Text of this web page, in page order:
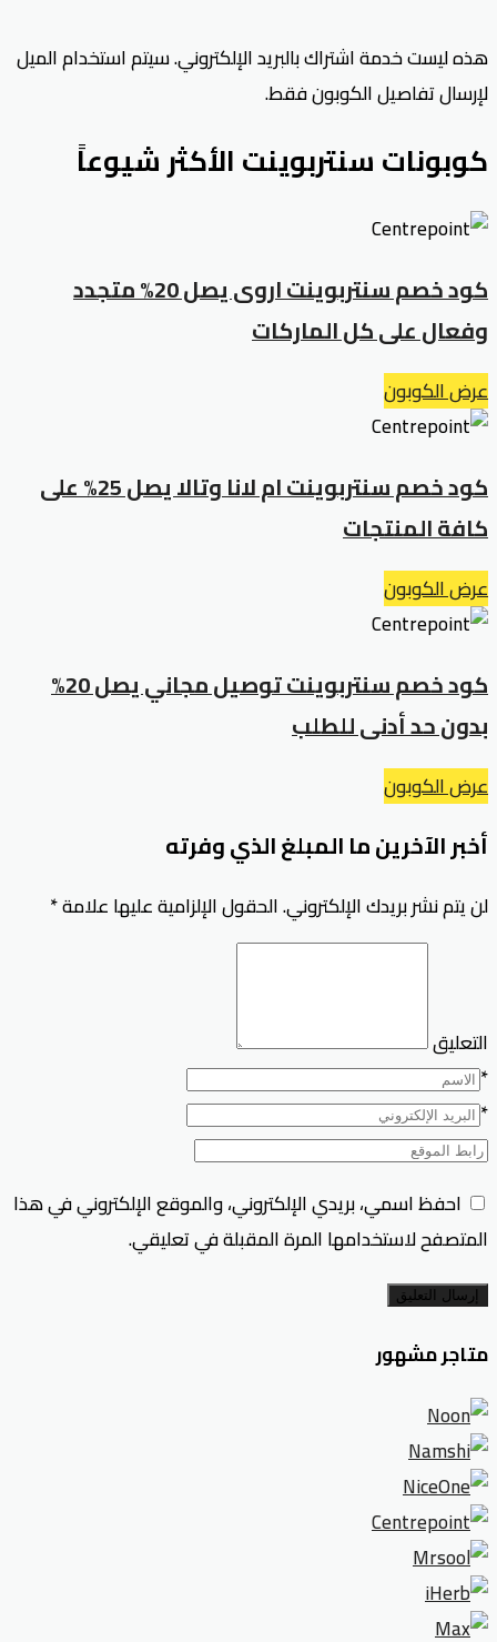
هذه ليست خدمة اشتراك بالبريد الإلكتروني. سيتم استخدام الميل
لإرسال تفاصيل الكوبون فقط.
كوبونات سنتربوينت الأكثر شيوعاً
كود خصم سنتربوينت اروى يصل 20% متجدد
وفعال على كل الماركات
عرض الكوبون
كود خصم سنتربوينت ام لانا وتالا يصل 25% على
كافة المنتجات
عرض الكوبون
كود خصم سنتربوينت توصيل مجاني يصل 20%
بدون حد أدنى للطلب
عرض الكوبون
أخبر الآخرين ما المبلغ الذي وفرته
لن يتم نشر بريدك الإلكتروني.الحقول الإلزامية عليها علامة*
التعليق
*
*
احفظ اسمي، بريدي الإلكتروني، والموقع الإلكتروني في هذا
المتصفح لاستخدامها المرة المقبلة في تعليقي.
إرسال التعليق
متاجر مشهور